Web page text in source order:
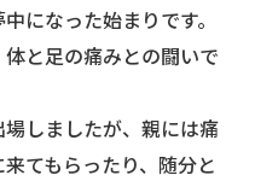
になった始まりです。
と足の痛みとの闘いで
しましたが、親には痛
てもらったり、随分と